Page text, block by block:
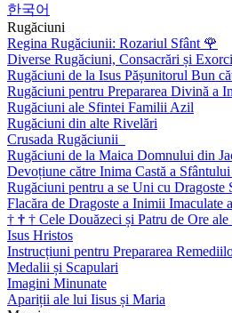
한국어
Rugăciuni
Regina Rugăciunii: Rozariul Sfânt 🌹
Diverse Rugăciuni, Consacrări și
Rugăciuni de la Isus Pășunitorul Bun
Rugăciuni pentru Prepararea Divină a
Rugăciuni ale Sfintei Familii Azil
Rugăciuni din alte Rivelări
Crusada Rugăciunii
Rugăciuni de la Maica Domnului din
Devoțiune către Inima Castă a
Rugăciuni pentru a se Uni cu Dragoste
Flacăra de Dragoste a Inimii Imaculate
† † † Cele Douăzeci și Patru de Ore
Isus Hristos
Instrucțiuni pentru Prepararea
Medalii și Scapulari
Imagini Minunate
Apariții ale lui Iisus și Maria